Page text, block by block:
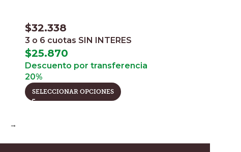
$32.338
3 o 6 cuotas SIN INTERES
$25.870
Descuento por transferencia
20%
SELECCIONAR OPCIONES
→